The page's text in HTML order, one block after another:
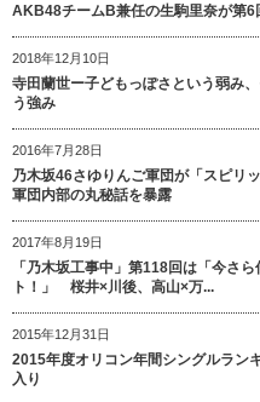
AKB48チームB兼任の生駒里奈が第
2018年12月10日
寺田蘭世ー子どもっぽさという弱み
う強み
2016年7月28日
乃木坂46さゆりんご軍団が「スピリ
軍団内部の丸秘話を暴露
2017年8月19日
「乃木坂工事中」第118回は「今さ
ト！」 桜井×川後、高山×万...
2015年12月31日
2015年度オリコン年間シングルラン
入り